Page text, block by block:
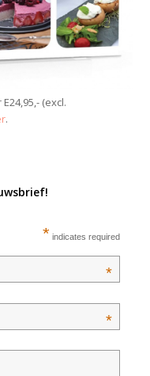
(excl.
.
* indicates required
*
*